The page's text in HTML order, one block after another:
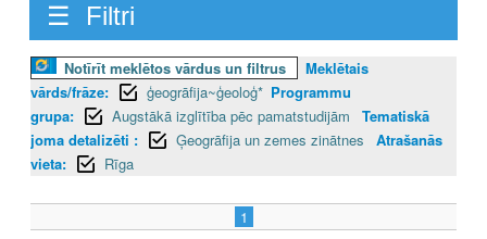
☰ Filtri
Notīrīt meklētos vārdus un filtrus
Meklētais
vārds/frāze:
ģeogrāfija~ģeoloģ* Programmu
grupa:
Augstākā izglītība pēc pamatstudijām
Tematiskā
joma detalizēti :
Ģeogrāfija un zemes zinātnes
Atrašanās
vieta:
Rīga
1